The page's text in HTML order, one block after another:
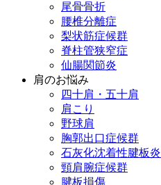
尾骨骨折
腰椎分離症
梨状筋症候群
脊柱管狭窄症
仙腸関節炎
肩のお悩み
四十肩・五十肩
肩こり
野球肩
胸郭出口症候群
石灰化沈着性腱板炎
頸肩腕症候群
腱板損傷